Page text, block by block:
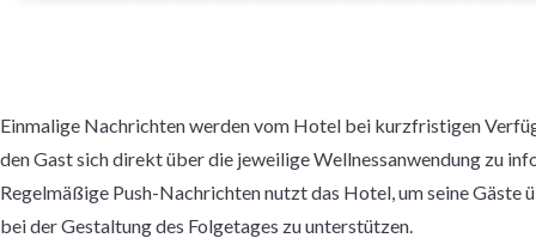
Einmalige Nachrichten werden vom Hotel bei kurzfristigen
den Gast sich direkt über die jeweilige Wellnessanwendung zu
Regelmäßige Push-Nachrichten nutzt das Hotel, um seine Gäste
bei der Gestaltung des Folgetages zu unterstützen.